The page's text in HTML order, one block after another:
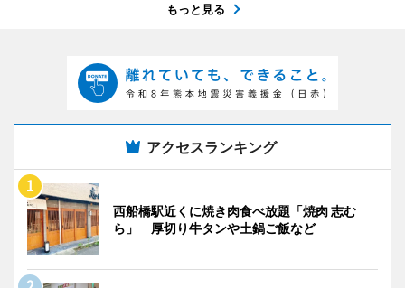
もっと見る
アクセスランキング
西船橋駅近くに焼き肉食べ放題「焼肉 志む
ら」 厚切り牛タンや土鍋ご飯など